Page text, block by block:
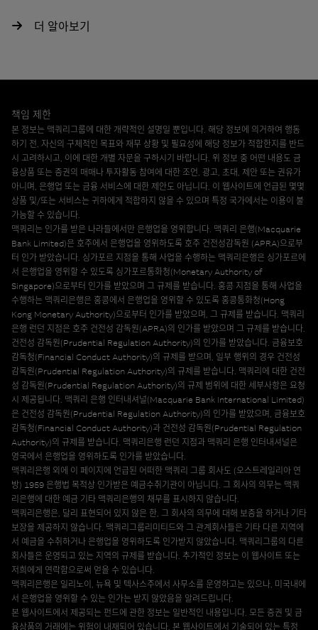
더 알아보기
책임 제한
본 정보는 맥쿼리그룹에 대한 개략적인 설명일 뿐입니다. 해당 정보에 의거하여 행동
하기 전, 자신의 구체적인 목표와 재무 상황 및 필요성에 해당 정보가 적합한지를 반드
시 고려하시고, 이에 대한 개별 자문을 구하시기 바랍니다. 위 정보 중 어떤 내용도 금
융상품 또는 증권의 매매나 투자활동 참여에 대한 조언, 광고, 초대, 제안 또는 권유가
아니며, 은행업 또는 금융 서비스에 대한 제안도 아닙니다. 이 웹사이트에 언급된 몇몇
상품 및/또는 서비스는 귀하에게 적합하지 않을 수 있으며 특정 국가에서는 이용이 불
가능할 수 있습니다.
맥쿼리는 인가를 받은 나라들에서만 은행업을 영위합니다. 맥쿼리 은행(Macquarie
Bank Limited)은 호주에서 은행업을 영위하도록 호주 건전성감독원 (APRA)으로부
터 인가 받았습니다. 싱가포르 지점을 통해 사업을 수행하는 맥쿼리은행은 싱가포르에
서 은행업을 영위할 수 있도록 싱가포르통화청(Monetary Authority of
Singapore)으로부터 인가를 받았으며 그 규제를 받습니다. 홍콩 지점을 통해 사업을
수행하는 맥쿼리은행은 홍콩에서 은행업을 영위할 수 있도록 홍콩통화청(Hong
Kong Monetary Authority)으로부터 인가를 받았으며, 그 규제를 받습니다. 맥쿼리
은행 런던 지점은 호주 건전성 감독원(APRA)의 인가를 받았으며 그 규제를 받습니다.
건전성 감독원(Prudential Regulation Authority)의 인가를 받았습니다. 금융보호
감독청(Financial Conduct Authority)의 규제를 받으며, 일부 행위의 경우 건전성
감독원(Prudential Regulation Authority)의 규제를 받습니다. 맥쿼리에 대한 건전
성 감독원(Prudential Regulation Authority)의 규제 범위에 대한 세부사항은 요청
시 제공됩니다. 맥쿼리 은행 인터내셔널(Macquarie Bank International Limited)
은 건전성 감독원(Prudential Regulation Authority)의 인가를 받았으며, 금융보호
감독청(Financial Conduct Authority)과 건전성 감독원(Prudential Regulation
Authority)의 규제를 받습니다. 맥쿼리은행 런던 지점과 맥쿼리 은행 인터내셔널은
영국에서 은행업을 영위하도록 인가를 받았습니다.
맥쿼리은행 외에 이 페이지에 언급된 어떠한 맥쿼리 그룹 회사도 (오스트레일리아 연
방) 1959 은행법 목적상 인가받은 예금수취기관이 아닙니다. 그 회사의 의무는 맥쿼
리은행에 대한 예금 기타 맥쿼리은행의 채무를 표시하지 않습니다.
맥쿼리은행은, 달리 표현되어 있지 않은 한, 그 회사의 의무에 대해 보증을 하거나 기타
보장을 제공하지 않습니다. 맥쿼리그룹리미티드와 그 관계회사들은 기타 다른 지역에
서 예금을 수취하거나 은행업을 영위하도록 인가받지 않았습니다. 맥쿼리그룹의 다른
회사들은 운영되고 있는 지역의 규제를 받습니다. 추가적인 정보는 이 웹사이트 또는
저희에게 연락함으로써 얻을 수 있습니다.
맥쿼리은행은 일리노이, 뉴욕 및 텍사스주에서 사무소를 운영하고는 있으나, 미국내에
서 은행업을 영위할 수 있는 인가는 받지 않았음을 알려드립니다.
본 웹사이트에서 제공되는 펀드에 관한 정보는 일반적인 내용입니다. 모든 증권 및 금
융상품의 거래에는 위험이 내재되어 있습니다. 본 웹사이트에서 기술되어 있는 특정